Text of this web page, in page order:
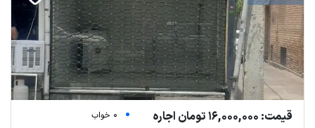
قیمت: 16,000,000 تومان اجاره
0 خواب